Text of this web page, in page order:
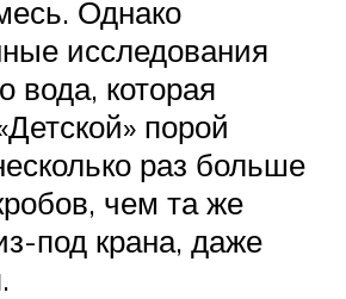
Однако
исследования
вода, которая
порой
раз больше
чем та же
под крана, даже